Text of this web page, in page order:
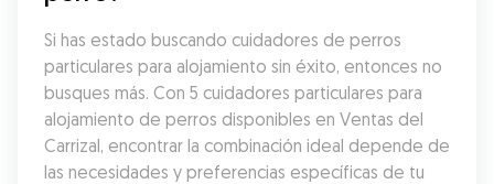
Si has estado buscando cuidadores de perros
particulares para alojamiento sin éxito, entonces no
busques más. Con 5 cuidadores particulares para
alojamiento de perros disponibles en Ventas del
Carrizal, encontrar la combinación ideal depende de
las necesidades y preferencias específicas de tu